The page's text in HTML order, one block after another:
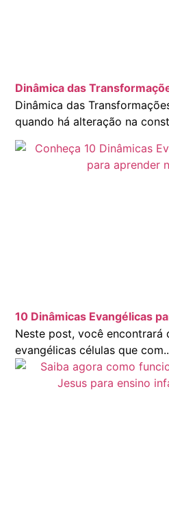
Dinâmica das
Dinâmica das
quando há alteração na
10 Dinâmicas Evangélicas
Neste post, você encontrará
evangélicas células que